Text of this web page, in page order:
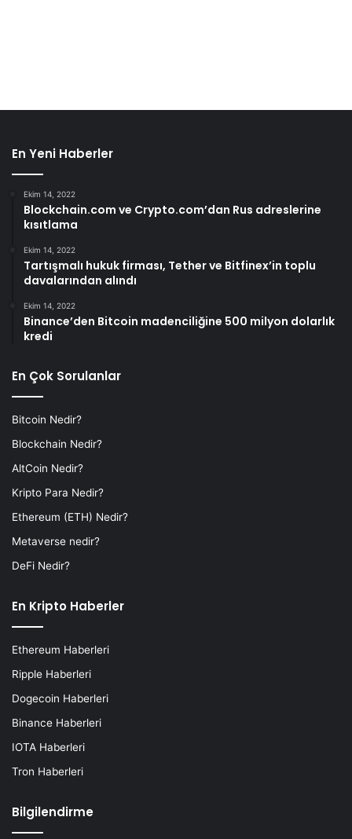
En Yeni Haberler
Ekim 14, 2022
Blockchain.com ve Crypto.com’dan Rus adreslerine
kısıtlama
Ekim 14, 2022
Tartışmalı hukuk firması, Tether ve Bitfinex’in toplu
davalarından alındı
Ekim 14, 2022
Binance’den Bitcoin madenciliğine 500 milyon dolarlık
kredi
En Çok Sorulanlar
Bitcoin Nedir?
Blockchain Nedir?
AltCoin Nedir?
Kripto Para Nedir?
Ethereum (ETH) Nedir?
Metaverse nedir?
DeFi Nedir?
En Kripto Haberler
Ethereum Haberleri
Ripple Haberleri
Dogecoin Haberleri
Binance Haberleri
IOTA Haberleri
Tron Haberleri
Bilgilendirme